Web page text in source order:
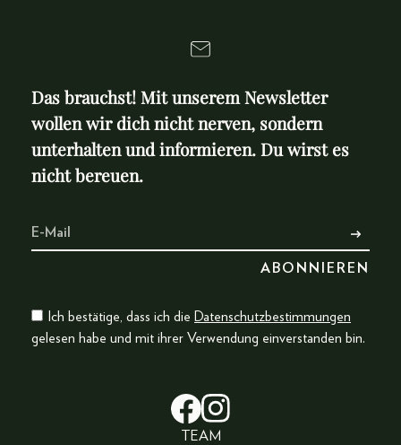
Das brauchst! Mit unserem Newsletter
wollen wir dich nicht nerven, sondern
unterhalten und informieren. Du wirst es
nicht bereuen.
Ich bestätige, dass ich die Datenschutzbestimmungen
gelesen habe und mit ihrer Verwendung einverstanden bin.
TEAM